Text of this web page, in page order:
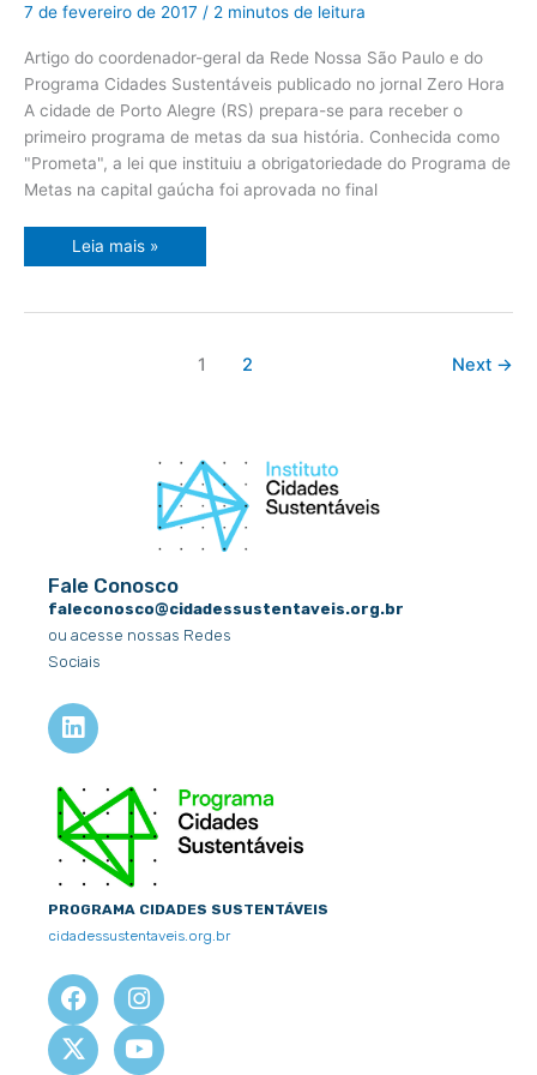
7 de fevereiro de 2017 / 2 minutos de leitura
Artigo do coordenador-geral da Rede Nossa São Paulo e do
Programa Cidades Sustentáveis publicado no jornal Zero Hora
A cidade de Porto Alegre (RS) prepara-se para receber o
primeiro programa de metas da sua história. Conhecida como
"Prometa", a lei que instituiu a obrigatoriedade do Programa de
Metas na capital gaúcha foi aprovada no final
de
metas
a
Alegre
Leia mais »
1 2 Next →
Fale Conosco
faleconosco@cidadessustentaveis.org.br
ou acesse nossas Redes
Sociais
L
i
k
e
d
n
PROGRAMA CIDADES SUSTENTÁVEIS
cidadessustentaveis.org.br
F
a
c
e
I
n
s
t
X
-
t
w
Y
o
u
t